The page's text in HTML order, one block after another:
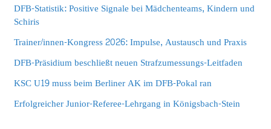
DFB-Statistik: Positive Signale bei Mädchenteams, Kindern und
Schiris
Trainer/innen-Kongress 2026: Impulse, Austausch und Praxis
DFB-Präsidium beschließt neuen Strafzumessungs-Leitfaden
KSC U19 muss beim Berliner AK im DFB-Pokal ran
Erfolgreicher Junior-Referee-Lehrgang in Königsbach-Stein